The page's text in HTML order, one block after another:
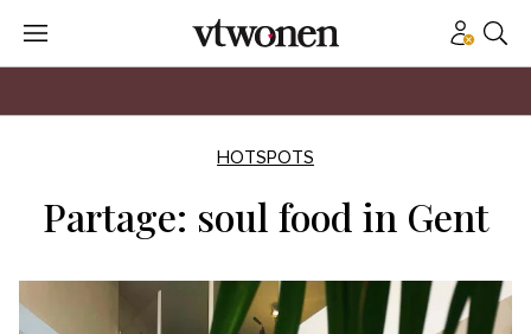
HOTSPOTS
Partage: soul food in Gent